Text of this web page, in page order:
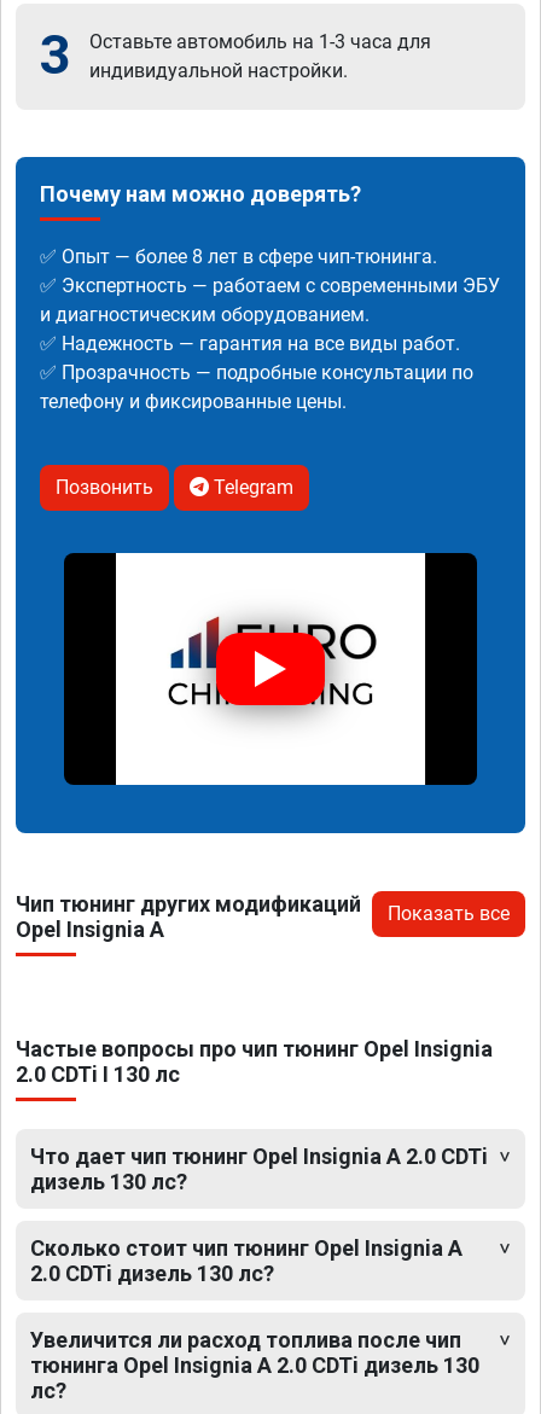
3
Оставьте автомобиль на 1-3 часа для
индивидуальной настройки.
Почему нам можно доверять?
✅ Опыт — более 8 лет в сфере чип-тюнинга.
✅ Экспертность — работаем с современными ЭБУ
и диагностическим оборудованием.
✅ Надежность — гарантия на все виды работ.
✅ Прозрачность — подробные консультации по
телефону и фиксированные цены.
Позвонить Telegram
Чип тюнинг других модификаций
Opel Insignia A
Показать все
Частые вопросы про чип тюнинг Opel Insignia
2.0 CDTi I 130 лс
Что дает чип тюнинг Opel Insignia A 2.0 CDTi
дизель 130 лс?
Сколько стоит чип тюнинг Opel Insignia A
2.0 CDTi дизель 130 лс?
Увеличится ли расход топлива после чип
тюнинга Opel Insignia A 2.0 CDTi дизель 130
лс?